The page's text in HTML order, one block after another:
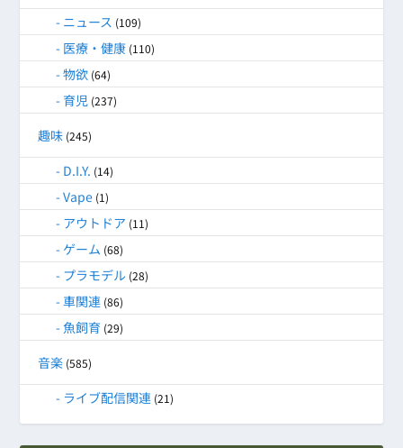
ニュース (109)
医療・健康 (110)
物欲 (64)
育児 (237)
趣味 (245)
D.I.Y. (14)
Vape (1)
アウトドア (11)
ゲーム (68)
プラモデル (28)
車関連 (86)
魚飼育 (29)
音楽 (585)
ライブ配信関連 (21)